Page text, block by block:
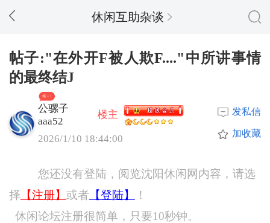
休闲互助杂谈
帖子:"在外开F被人欺F...."中所讲事情
的最终结J
精 + 7
公骡子
aaa52
楼主
2026/1/10 18:44:00
发私信
加收藏
您还没有登陆，阅览沈阳休闲网内容，请选
择 【注册】 或者 【登陆】
！
休闲论坛注册很简单，只要10秒钟。